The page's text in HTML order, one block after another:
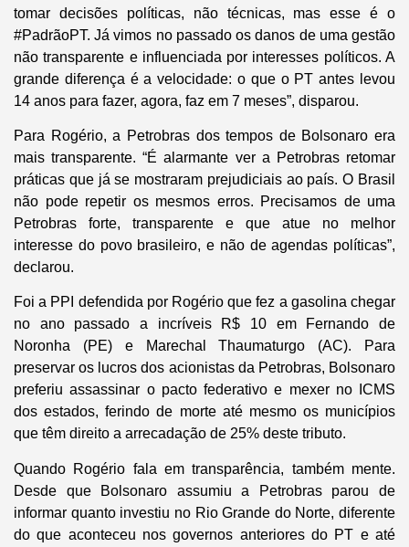
tomar decisões políticas, não técnicas, mas esse é o
#PadrãoPT. Já vimos no passado os danos de uma gestão
não transparente e influenciada por interesses políticos. A
grande diferença é a velocidade: o que o PT antes levou
14 anos para fazer, agora, faz em 7 meses”, disparou.
Para Rogério, a Petrobras dos tempos de Bolsonaro era
mais transparente. “É alarmante ver a Petrobras retomar
práticas que já se mostraram prejudiciais ao país. O Brasil
não pode repetir os mesmos erros. Precisamos de uma
Petrobras forte, transparente e que atue no melhor
interesse do povo brasileiro, e não de agendas políticas”,
declarou.
Foi a PPI defendida por Rogério que fez a gasolina chegar
no ano passado a incríveis R$ 10 em Fernando de
Noronha (PE) e Marechal Thaumaturgo (AC). Para
preservar os lucros dos acionistas da Petrobras, Bolsonaro
preferiu assassinar o pacto federativo e mexer no ICMS
dos estados, ferindo de morte até mesmo os municípios
que têm direito a arrecadação de 25% deste tributo.
Quando Rogério fala em transparência, também mente.
Desde que Bolsonaro assumiu a Petrobras parou de
informar quanto investiu no Rio Grande do Norte, diferente
do que aconteceu nos governos anteriores do PT e até